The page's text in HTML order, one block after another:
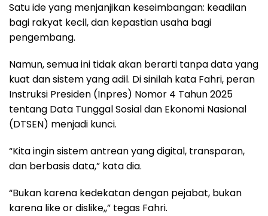
Satu ide yang menjanjikan keseimbangan: keadilan
bagi rakyat kecil, dan kepastian usaha bagi
pengembang.
Namun, semua ini tidak akan berarti tanpa data yang
kuat dan sistem yang adil. Di sinilah kata Fahri, peran
Instruksi Presiden (Inpres) Nomor 4 Tahun 2025
tentang Data Tunggal Sosial dan Ekonomi Nasional
(DTSEN) menjadi kunci.
“Kita ingin sistem antrean yang digital, transparan,
dan berbasis data,” kata dia.
“Bukan karena kedekatan dengan pejabat, bukan
karena like or dislike,,” tegas Fahri.